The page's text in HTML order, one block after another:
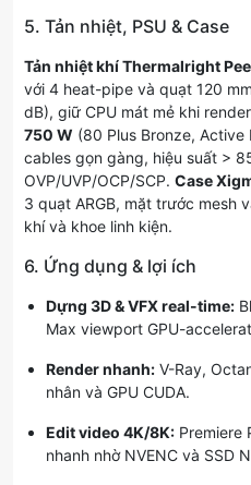
5. Tản nhiệt, PSU & Case
Tản nhiệt khí Thermalright
với 4 heat-pipe và quạt 120
dB), giữ CPU mát mẻ khi
750 W (80 Plus Bronze, Active
cables gọn gàng, hiệu suất >
OVP/UVP/OCP/SCP. Case
3 quạt ARGB, mặt trước mesh
khí và khoe linh kiện.
6. Ứng dụng & lợi ích
Dựng 3D & VFX real-time:
Max viewport GPU-
Render nhanh: V-Ray,
nhân và GPU CUDA.
Edit video 4K/8K: Premiere
nhanh nhờ NVENC và SSD